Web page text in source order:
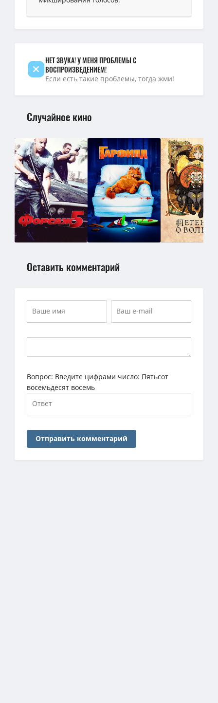
НЕТ ЗВУКА! У МЕНЯ ПРОБЛЕМЫ С
ВОСПРОИЗВЕДЕНИЕМ!
Если есть такие проблемы, тогда жми!
Случайное кино
Оставить комментарий
Вопрос: Введите цифрами число: Пятьсот
восемьдесят восемь
Отправить комментарий